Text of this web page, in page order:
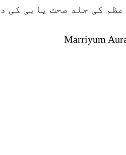
کی جلد صحت یابی کی